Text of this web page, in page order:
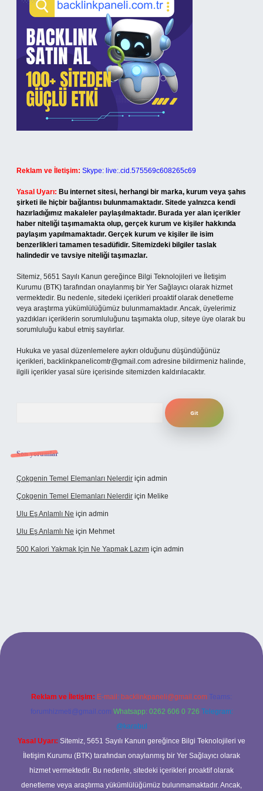
Reklam ve İletişim: Skype: live:.cid.575569c608265c69
Yasal Uyarı: Bu internet sitesi, herhangi bir marka, kurum veya şahıs
şirketi ile hiçbir bağlantısı bulunmamaktadır. Sitede yalnızca kendi
hazırladığımız makaleler paylaşılmaktadır. Burada yer alan içerikler
haber niteliği taşımamakta olup, gerçek kurum ve kişiler hakkında
paylaşım yapılmamaktadır. Gerçek kurum ve kişiler ile isim
benzerlikleri tamamen tesadüfidir. Sitemizdeki bilgiler taslak
halindedir ve tavsiye niteliği taşımazlar.
Sitemiz, 5651 Sayılı Kanun gereğince Bilgi Teknolojileri ve İletişim
Kurumu (BTK) tarafından onaylanmış bir Yer Sağlayıcı olarak hizmet
vermektedir. Bu nedenle, sitedeki içerikleri proaktif olarak denetleme
veya araştırma yükümlülüğümüz bulunmamaktadır. Ancak, üyelerimiz
yazdıkları içeriklerin sorumluluğunu taşımakta olup, siteye üye olarak bu
sorumluluğu kabul etmiş sayılırlar.
Hukuka ve yasal düzenlemelere aykırı olduğunu düşündüğünüz
içerikleri, backlinkpanelicomtr@gmail.com adresine bildirmeniz halinde,
ilgili içerikler yasal süre içerisinde sitemizden kaldırılacaktır.
Son yorumlar
Çokgenin Temel Elemanları Nelerdir için admin
Çokgenin Temel Elemanları Nelerdir için Melike
Ulu Eş Anlamlı Ne için admin
Ulu Eş Anlamlı Ne için Mehmet
500 Kalori Yakmak Için Ne Yapmak Lazım için admin
Reklam ve İletişim: E-mail: backlinkpaneli@gmail.com Teams:
forumhizmeti@gmail.com Whatsapp: 0262 606 0 726 Telegram:
@karabul
Yasal Uyarı: Sitemiz, 5651 Sayılı Kanun gereğince Bilgi Teknolojileri ve
İletişim Kurumu (BTK) tarafından onaylanmış bir Yer Sağlayıcı olarak
hizmet vermektedir. Bu nedenle, sitedeki içerikleri proaktif olarak
denetleme veya araştırma yükümlülüğümüz bulunmamaktadır. Ancak,